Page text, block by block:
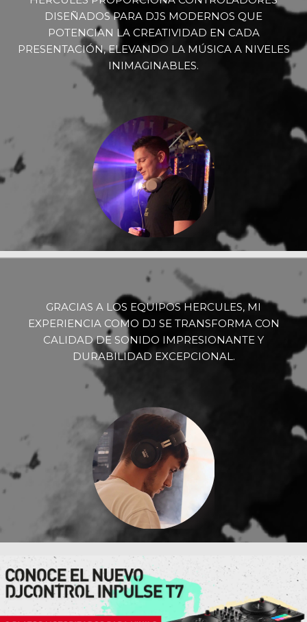
DISEÑADOS PARA DJS MODERNOS QUE
POTENCIAN LA CREATIVIDAD EN CADA
PRESENTACIÓN, ELEVANDO LA MÚSICA A NIVELES
INIMAGINABLES.
GRACIAS A LOS EQUIPOS HERCULES, MI
EXPERIENCIA COMO DJ SE TRANSFORMA CON
CALIDAD DE SONIDO IMPRESIONANTE Y
DURABILIDAD EXCEPCIONAL.